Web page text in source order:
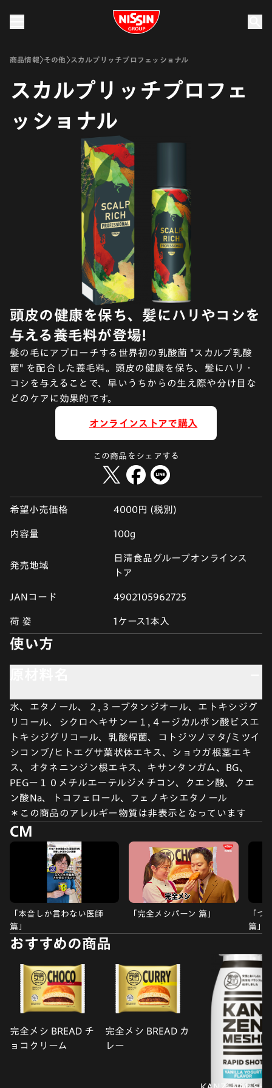
Nissin Group
商品情報 その他 スカルプリッチプロフェッショナル
スカルプリッチプロフェ
ッショナル
頭皮の健康を保ち、髪にハリやコシを
与える養毛料が登場!
髪の毛にアプローチする世界初の乳酸菌 "スカルプ乳酸
菌" を配合した養毛料。頭皮の健康を保ち、髪にハリ・
コシを与えることで、早いうちからの生え際や分け目な
どのケアに効果的です。
オンラインストアで購入
この商品をシェアする
希望小売価格 4000円 (税別)
内容量 100g
発売地域
日清食品グループオンラインス
トア
JANコード 4902105962725
荷 姿 1ケース1本入
使い方
水、エタノール、２,３ーブタンジオール、エトキシジグ
リコール、シクロヘキサンー１,４ージカルボン酸ビスエ
トキシジグリコール、乳酸桿菌、コトジツノマタ/ミツイ
シコンブ/ヒトエグサ葉状体エキス、ショウガ根茎エキ
ス、オタネニンジン根エキス、キサンタンガム、BG、
PEGー１０メチルエーテルジメチコン、クエン酸、クエ
ン酸Na、トコフェロール、フェノキシエタノール
＊この商品のアレルギー物質は非表示となっています
CM
「本音しか言わない医師
篇」
「完全メシパーン 篇」
「つ
篇」
おすすめの商品
完全メシ BREAD チ
ョコクリーム
完全メシ BREAD カ
レー